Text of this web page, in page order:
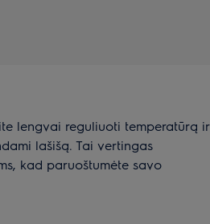
lengvai reguliuoti temperatūrą ir
lašišą. Tai vertingas
kad paruoštumėte savo